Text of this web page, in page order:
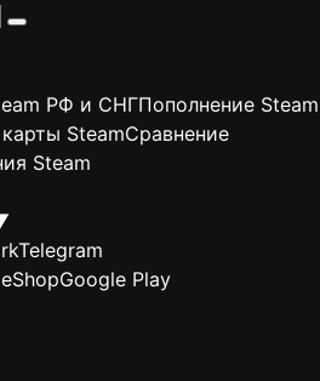
РФ и СНГПополнение Steam
SteamСравнение
Steam
Telegram
Google Play